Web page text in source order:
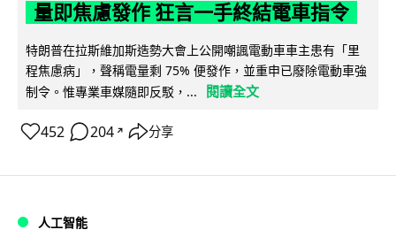
量即焦慮發作 狂言一手終結電車指令
特朗普在拉斯維加斯造勢大會上公開嘲諷電動車車主患有「里
程焦慮病」，聲稱電量剩 75% 便發作，並重申已廢除電動車強
制令。惟專業車媒隨即反駁，...
閱讀全文
452 204 ↗ 分享
人工智能